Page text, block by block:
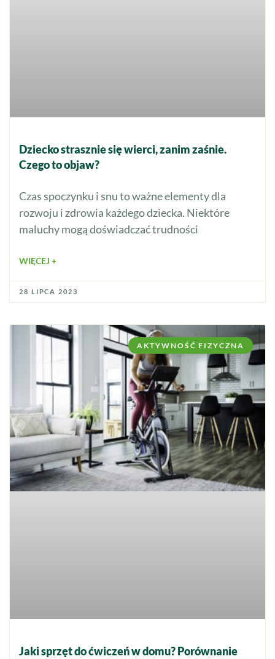
Dziecko strasznie się wierci, zanim zaśnie.
Czego to objaw?
Czas spoczynku i snu to ważne elementy dla
rozwoju i zdrowia każdego dziecka. Niektóre
maluchy mogą doświadczać trudności
WIĘCEJ +
28 LIPCA 2023
AKTYWNOŚĆ FIZYCZNA
Jaki sprzęt do ćwiczeń w domu? Porównanie